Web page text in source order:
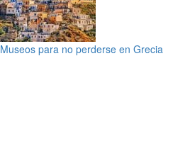
Museos para no perderse en Grecia